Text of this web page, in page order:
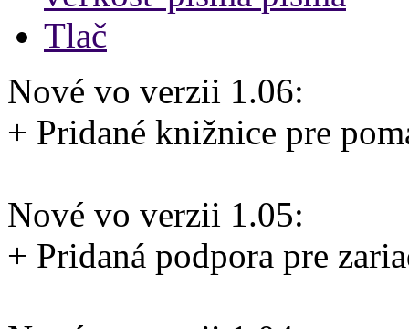
Tlač
Nové vo verzii 1.06:
+ Pridané knižnice pre
Nové vo verzii 1.05:
+ Pridaná podpora pre